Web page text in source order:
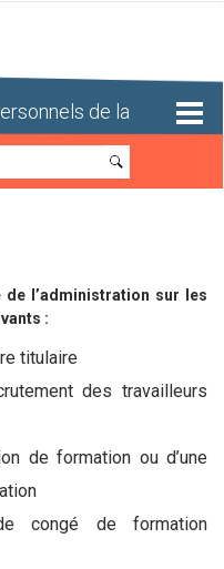
de la
Recherche
de l’administration sur les
:
titulaire
des travailleurs
de formation ou d’une
congé de formation